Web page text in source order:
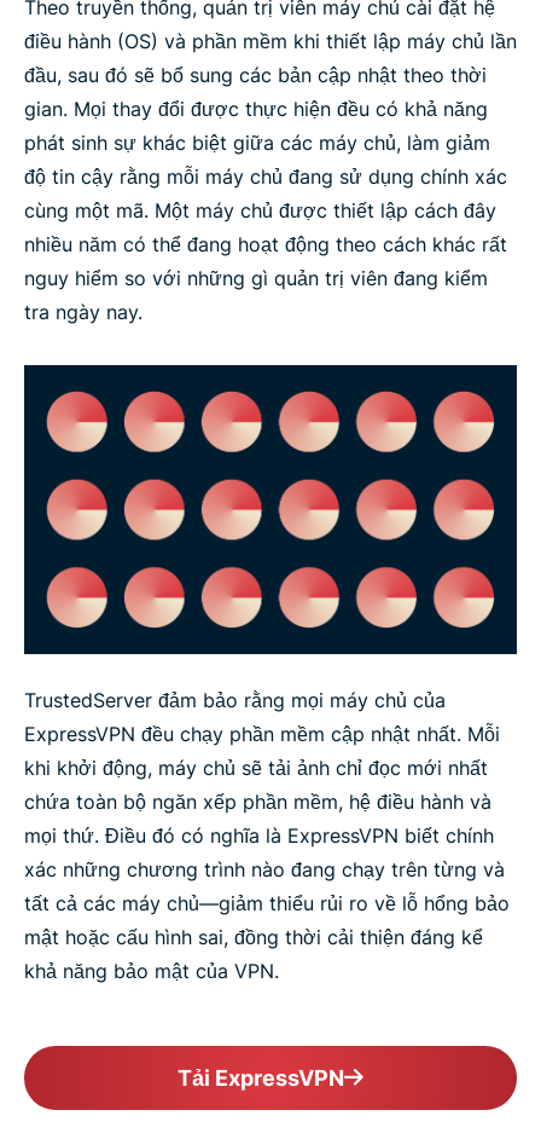
Theo truyền thống, quản trị viên máy chủ cài đặt hệ
điều hành (OS) và phần mềm khi thiết lập máy chủ lần
đầu, sau đó sẽ bổ sung các bản cập nhật theo thời
gian. Mọi thay đổi được thực hiện đều có khả năng
phát sinh sự khác biệt giữa các máy chủ, làm giảm
độ tin cậy rằng mỗi máy chủ đang sử dụng chính xác
cùng một mã. Một máy chủ được thiết lập cách đây
nhiều năm có thể đang hoạt động theo cách khác rất
nguy hiểm so với những gì quản trị viên đang kiểm
tra ngày nay.
TrustedServer đảm bảo rằng mọi máy chủ của
ExpressVPN đều chạy phần mềm cập nhật nhất. Mỗi
khi khởi động, máy chủ sẽ tải ảnh chỉ đọc mới nhất
chứa toàn bộ ngăn xếp phần mềm, hệ điều hành và
mọi thứ. Điều đó có nghĩa là ExpressVPN biết chính
xác những chương trình nào đang chạy trên từng và
tất cả các máy chủ—giảm thiểu rủi ro về lỗ hổng bảo
mật hoặc cấu hình sai, đồng thời cải thiện đáng kể
khả năng bảo mật của VPN.
Tải ExpressVPN